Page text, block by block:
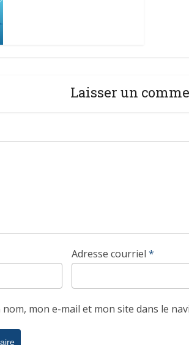
Laisser un
Adresse courriel *
mon e-mail et mon site dans le